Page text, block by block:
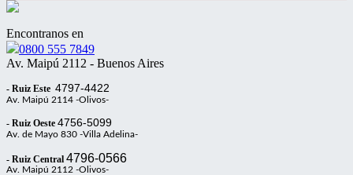
Encontranos en
0800 555 7849
Av. Maipú 2112 - Buenos Aires
- Ruiz Este 4797-4422
Av. Maipú 2114 -Olivos-
- Ruiz Oeste 4756-5099
Av. de Mayo 830 -Villa Adelina-
- Ruiz Central 4796-0566
Av. Maipú 2112 -Olivos-